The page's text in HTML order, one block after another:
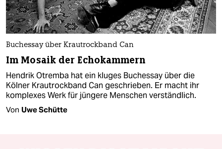
Buchessay über Krautrockband Can
Im Mosaik der Echokammern
Hendrik Otremba hat ein kluges Buchessay über die
Kölner Krautrockband Can geschrieben. Er macht ihr
komplexes Werk für jüngere Menschen verständlich.
Von Uwe Schütte